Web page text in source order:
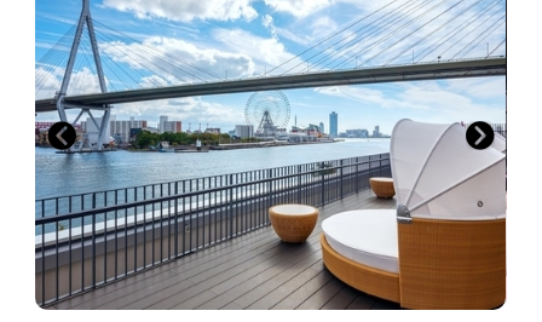
【営業時間】6：30～10：30（最終入店 10：00）
※営業時間は変更になる場合がございます。
※混雑状況により、待ち時間が発生する可能性がございます。
＜リバーサイドスパ＞
天然温泉の大浴場・サウナ・露天風呂完備。アメニティやタオル類も
ございます。お部屋には便利なスパバッグもご用意。客室用スリッパ
とナイトウェアご着用でお越しいただけます。
入浴後は木のぬくもりが感じられる開放的なスパロビーでお寛ぎくだ
さい。
【営業時間】 17：00～24：00（最終入場23：30） / 6：00～9：
00（最終入場8：30）
※営業時間は変動する場合がございます。
※3歳以下のお子様のご利用はご遠慮いただいております。